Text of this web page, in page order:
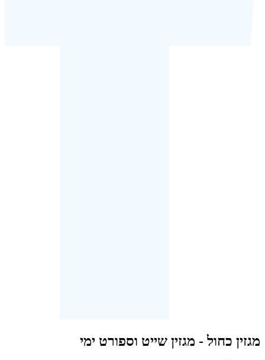
מגזין כחול - מגזין שייט וספורט ימי